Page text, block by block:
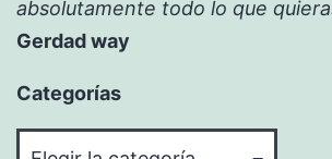
absolutamente todo lo que
Gerdad way
Categorías